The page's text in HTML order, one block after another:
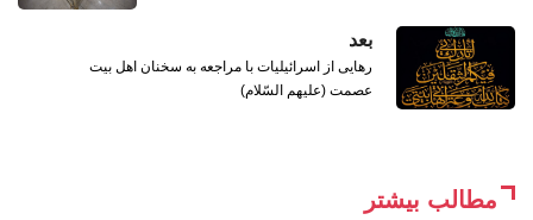
بعد
رهایی از اسرائیلیات با مراجعه به سخنان اهل بیت
عصمت (علیهم السّلام)
مطالب بیشتر